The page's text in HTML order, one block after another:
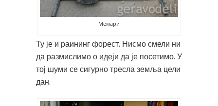
Мемари
Ту је и раининг форест. Нисмо смели ни
да размислимо о идеји да је посетимо. У
тој шуми се сигурно тресла земља цели
дан.